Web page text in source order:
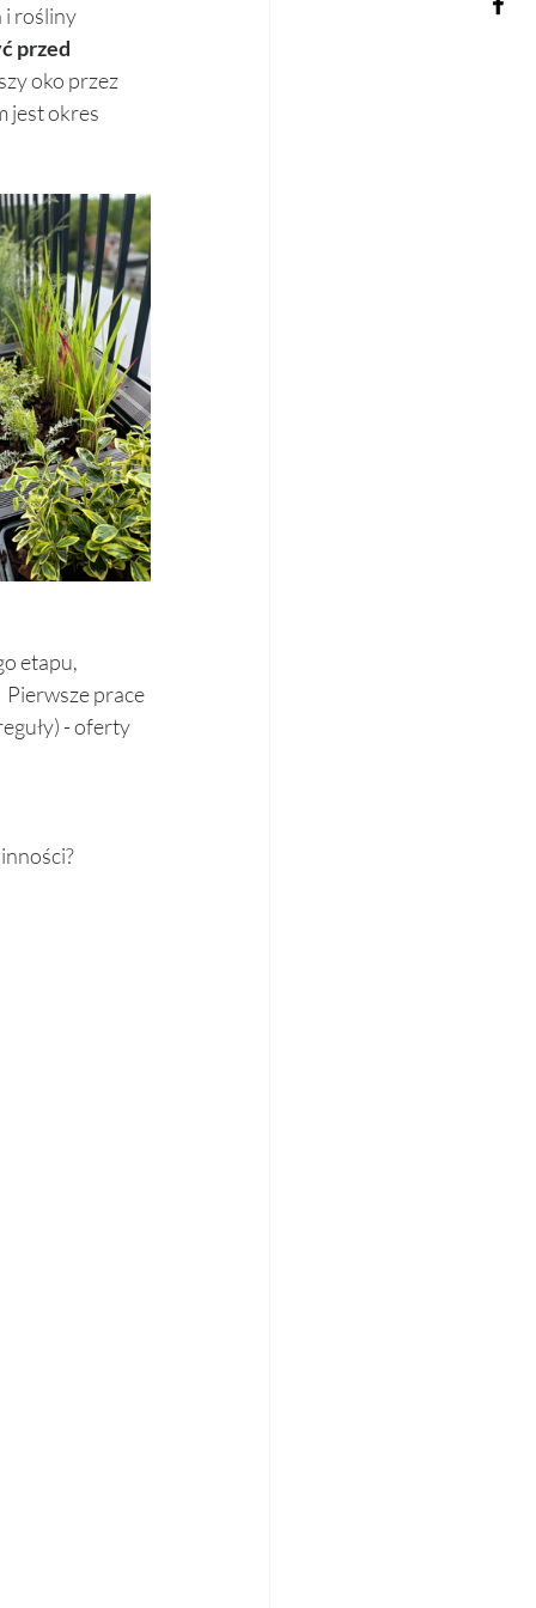
i rośliny
przed
oko przez
jest okres
etapu,
prace
- oferty